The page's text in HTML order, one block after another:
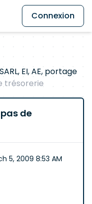
Connexion
EI, AE, portage
trésorerie
de
5, 2009 8:53 AM